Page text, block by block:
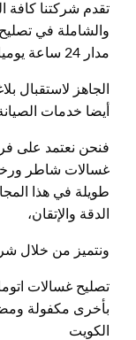
تقدم شركتنا كافة
والشاملة في
مدار 24 ساعة يوميا من خلال فني غسالات الوفرة الكويت،
الجاهز لاستقبال
أيضا خدمات
فنحن نعتمد على
غسالات شاطر
طويلة في هذا
الدقة والإتقان،
ونتميز من خلال
تصليح غسالات
بأخرى مكفولة
الكويت